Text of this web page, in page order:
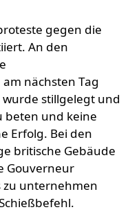
gegen die
An den
nächsten Tag
wurde stillgelegt und
beten und keine
Erfolg. Bei den
britische Gebäude
Gouverneur
zu unternehmen